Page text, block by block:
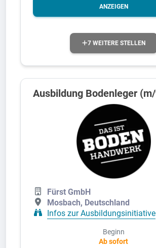
ANZEIGEN
7 WEITERE STELLEN
Ausbildung Bodenleger
Fürst GmbH
Mosbach, Deutschland
Infos zur Ausbildungsinitiative
Beginn
Ab sofort